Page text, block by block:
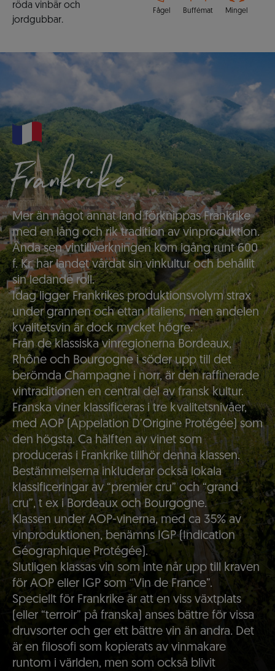
röda vinbär och
jordgubbar.
Fågel Buffémat Mingel
Frankrike
Mer än något annat land förknippas Frankrike
med en lång och rik tradition av vinproduktion.
Ända sen vintillverkningen kom igång runt 600
f. Kr. har landet vårdat sin vinkultur och behållit
sin ledande roll.
Idag ligger Frankrikes produktionsvolym strax
under grannen och ettan Italiens, men andelen
kvalitetsvin är dock mycket högre.
Från de klassiska vinregionerna Bordeaux,
Rhône och Bourgogne i söder upp till det
berömda Champagne i norr, är den raffinerade
vintraditionen en central del av fransk kultur.
Franska viner klassificeras i tre kvalitetsnivåer,
med AOP (Appelation D’Origine Protégée) som
den högsta. Ca hälften av vinet som
produceras i Frankrike tillhör denna klassen.
Bestämmelserna inkluderar också lokala
klassificeringar av “premier cru” och “grand
cru”, t ex i Bordeaux och Bourgogne.
Klassen under AOP-vinerna, med ca 35% av
vinproduktionen, benämns IGP (Indication
Géographique Protégée).
Slutligen klassas vin som inte når upp till kraven
för AOP eller IGP som “Vin de France”.
Speciellt för Frankrike är att en viss växtplats
(eller “terroir” på franska) anses bättre för vissa
druvsorter och ger ett bättre vin än andra. Det
är en filosofi som kopierats av vinmakare
runtom i världen, men som också blivit